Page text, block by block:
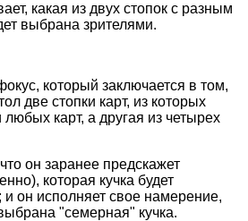
какая из двух стопок с разным
выбрана зрителями.
который заключается в том,
две стопки карт, из которых
любых карт, а другая из четырех
он заранее предскажет
которая кучка будет
он исполняет свое намерение,
"семерная" кучка.